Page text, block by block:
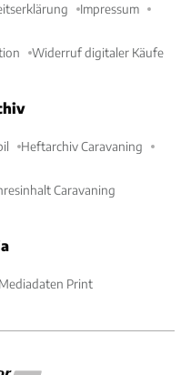
Impressum
Widerruf digitaler Käufe
Heftarchiv Caravaning
Caravaning
Print